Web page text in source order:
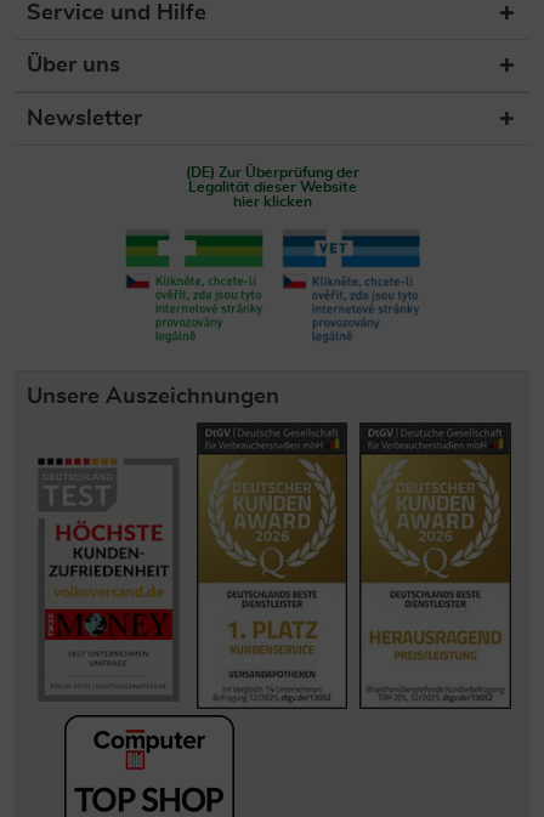
Service und Hilfe
Über uns
Newsletter
(DE) Zur Überprüfung der
Legalität dieser Website
hier klicken
Unsere Auszeichnungen